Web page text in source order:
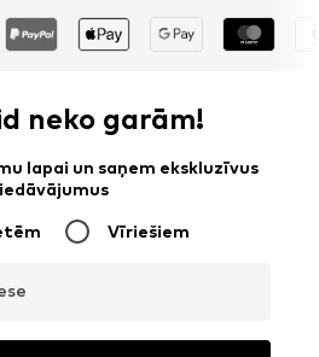
neko garām!
lapai un saņem ekskluzīvus
Vīriešiem